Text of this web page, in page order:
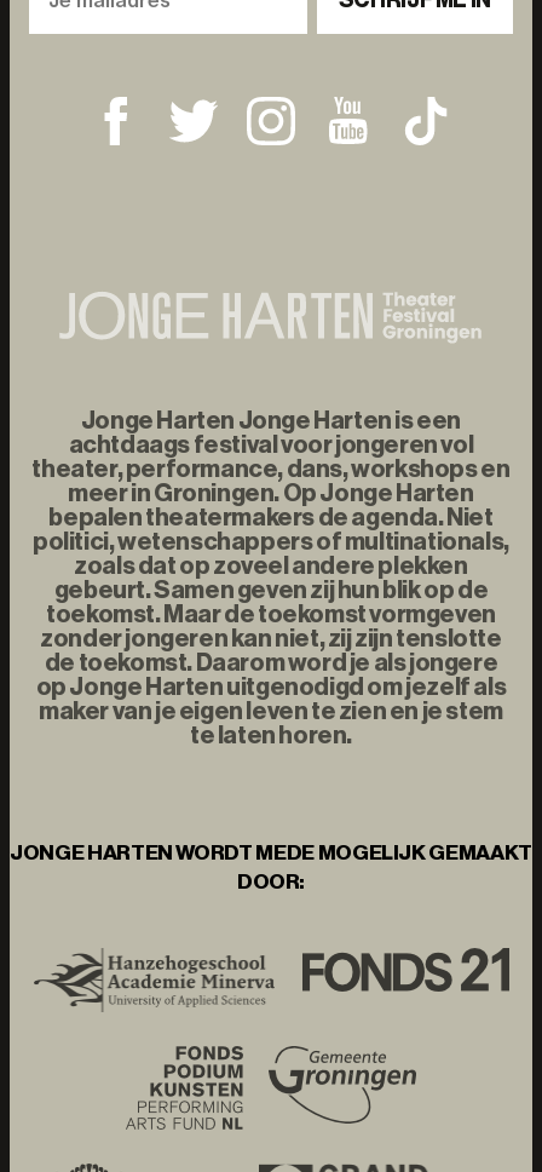
Jonge Harten Jonge Harten is een
achtdaags festival voor jongeren vol
theater, performance, dans, workshops en
meer in Groningen. Op Jonge Harten
bepalen theatermakers de agenda. Niet
politici, wetenschappers of multinationals,
zoals dat op zoveel andere plekken
gebeurt. Samen geven zij hun blik op de
toekomst. Maar de toekomst vormgeven
zonder jongeren kan niet, zij zijn tenslotte
de toekomst. Daarom word je als jongere
op Jonge Harten uitgenodigd om jezelf als
maker van je eigen leven te zien en je stem
te laten horen.
JONGE HARTEN WORDT MEDE MOGELIJK GEMAAKT
DOOR: